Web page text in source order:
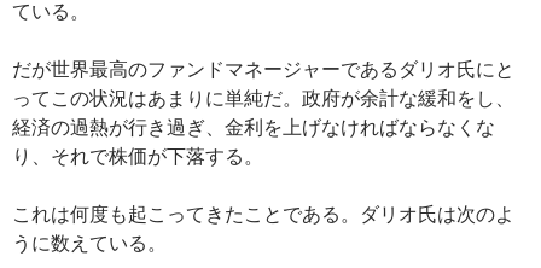
ている。
だが世界最高のファンドマネージャーであるダリオ氏にと
ってこの状況はあまりに単純だ。政府が余計な緩和をし、
経済の過熱が行き過ぎ、金利を上げなければならなくな
り、それで株価が下落する。
これは何度も起こってきたことである。ダリオ氏は次のよ
うに数えている。